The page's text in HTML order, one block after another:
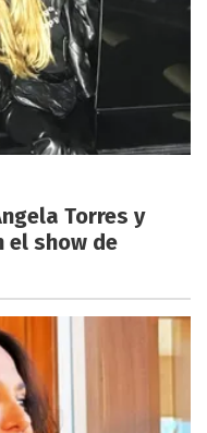
Torres y
el show de